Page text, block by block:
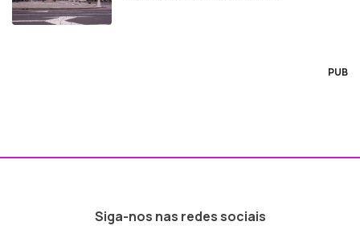
PUB
Siga-nos nas redes sociais